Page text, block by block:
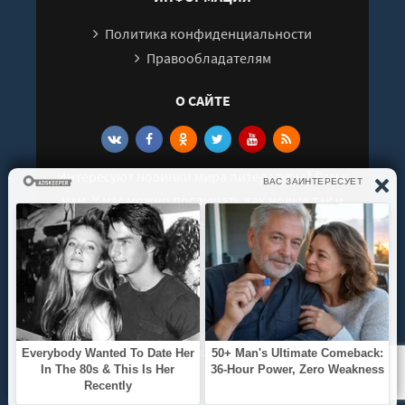
Политика конфиденциальности
Правообладателям
О САЙТЕ
Интересуют новинки мира литературы? Вам к
нам. У нас можно послушать как новые так и
старые аудиокниги. Выбрать и поделиться с
друзьями лучшими аудиокнигами!
© 2021 - 2026 kniga-audio.net. Все права
защищены.